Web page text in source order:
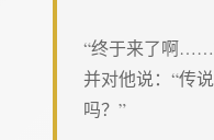
“终于来了啊
并对他说：“传
吗？”